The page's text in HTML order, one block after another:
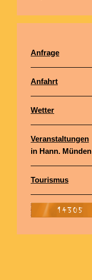
Anfrage
Anfahrt
Wetter
Veranstaltungen
in Hann. Münden
Tourismus